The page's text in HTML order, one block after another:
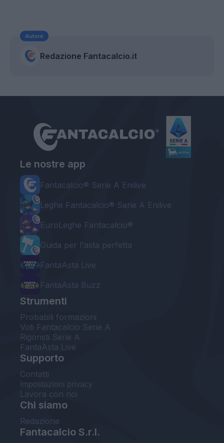
Autore
Redazione Fantacalcio.it
Le nostre app
Fantacalcio® Serie A Enilive
Leghe Fantacalcio® Serie A Enilive
EuroLeghe Fantacalcio®
Guida per l'asta perfetta
FantaAsta Live
FantaAsta Buzz
Strumenti
Probabili formazioni
Voti Fantacalcio Serie A
Rigoristi Serie A
FantaAsta Live
Supporto
Contatti
Impostazioni privacy
Lavora con noi
Chi siamo
Redazione
Fantacalcio S.r.l.